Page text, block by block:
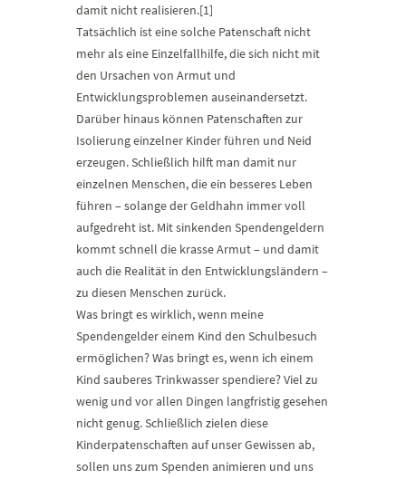
damit nicht realisieren.[1]
Tatsächlich ist eine solche Patenschaft nicht
mehr als eine Einzelfallhilfe, die sich nicht mit
den Ursachen von Armut und
Entwicklungsproblemen auseinandersetzt.
Darüber hinaus können Patenschaften zur
Isolierung einzelner Kinder führen und Neid
erzeugen. Schließlich hilft man damit nur
einzelnen Menschen, die ein besseres Leben
führen – solange der Geldhahn immer voll
aufgedreht ist. Mit sinkenden Spendengeldern
kommt schnell die krasse Armut – und damit
auch die Realität in den Entwicklungsländern –
zu diesen Menschen zurück.
Was bringt es wirklich, wenn meine
Spendengelder einem Kind den Schulbesuch
ermöglichen? Was bringt es, wenn ich einem
Kind sauberes Trinkwasser spendiere? Viel zu
wenig und vor allen Dingen langfristig gesehen
nicht genug. Schließlich zielen diese
Kinderpatenschaften auf unser Gewissen ab,
sollen uns zum Spenden animieren und uns